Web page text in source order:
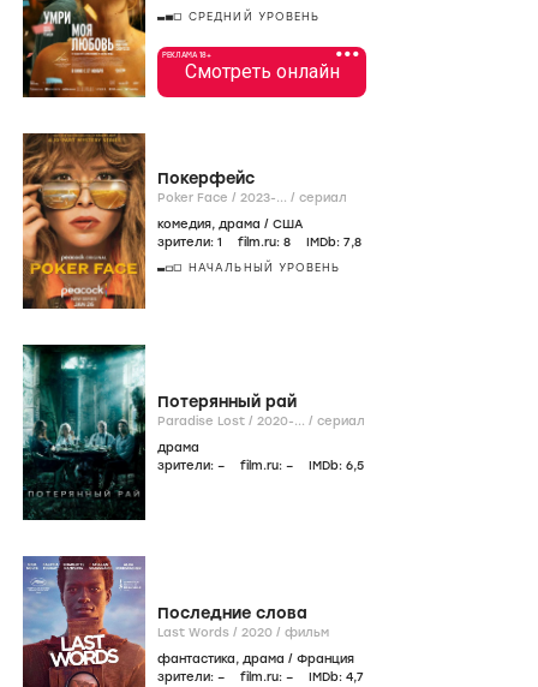
СРЕДНИЙ УРОВЕНЬ
•••
РЕКЛАМА 18+
Смотреть онлайн
Покерфейс
Poker Face / 2023-... / сериал
комедия, драма / США
зрители: 1 film.ru: 8 IMDb: 7,8
НАЧАЛЬНЫЙ УРОВЕНЬ
Потерянный рай
Paradise Lost / 2020-... / сериал
драма
зрители: – film.ru: – IMDb: 6,5
Последние слова
Last Words / 2020 / фильм
фантастика, драма / Франция
зрители: – film.ru: – IMDb: 4,7